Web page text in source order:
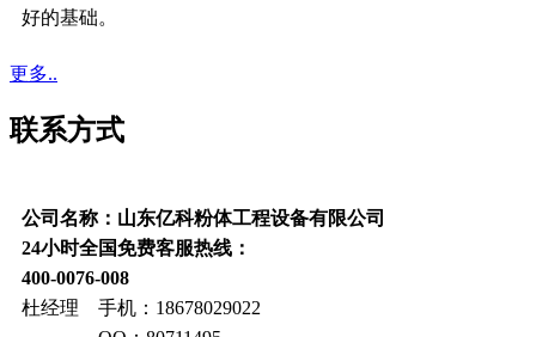
好的基础。
更多..
联系方式
公司名称：山东亿科粉体工程设备有限公司
24小时全国免费客服热线：
400-0076-008
杜经理 手机：18678029022